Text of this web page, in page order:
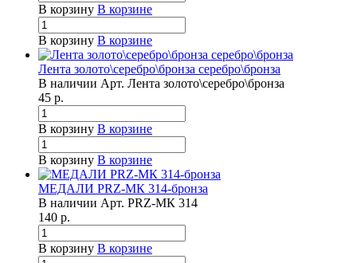
В корзину В корзине
В корзину В корзине
Лента золото\серебро\бронза серебро\бронза
В наличии Арт. Лента золото\серебро\бронза
45 р.
В корзину В корзине
В корзину В корзине
МЕДАЛИ PRZ-МК 314-бронза
В наличии Арт. PRZ-МК 314
140 р.
В корзину В корзине